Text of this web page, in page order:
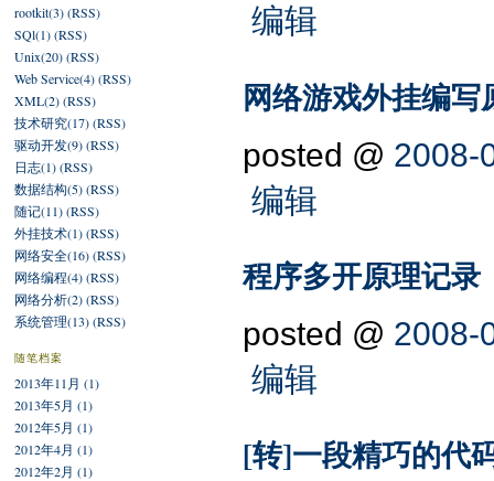
编辑
网络游戏外挂编写
posted @ 2008-
编辑
程序多开原理记录
posted @ 2008-
编辑
[转]一段精巧的代
rootkit(3)(RSS)
SQl(1)(RSS)
Unix(20)(RSS)
Web Service(4)(RSS)
XML(2)(RSS)
技术研究(17)(RSS)
驱动开发(9)(RSS)
日志(1)(RSS)
数据结构(5)(RSS)
随记(11)(RSS)
外挂技术(1)(RSS)
网络安全(16)(RSS)
网络编程(4)(RSS)
网络分析(2)(RSS)
系统管理(13)(RSS)
随笔档案
2013年11月 (1)
2013年5月 (1)
2012年5月 (1)
2012年4月 (1)
2012年2月 (1)